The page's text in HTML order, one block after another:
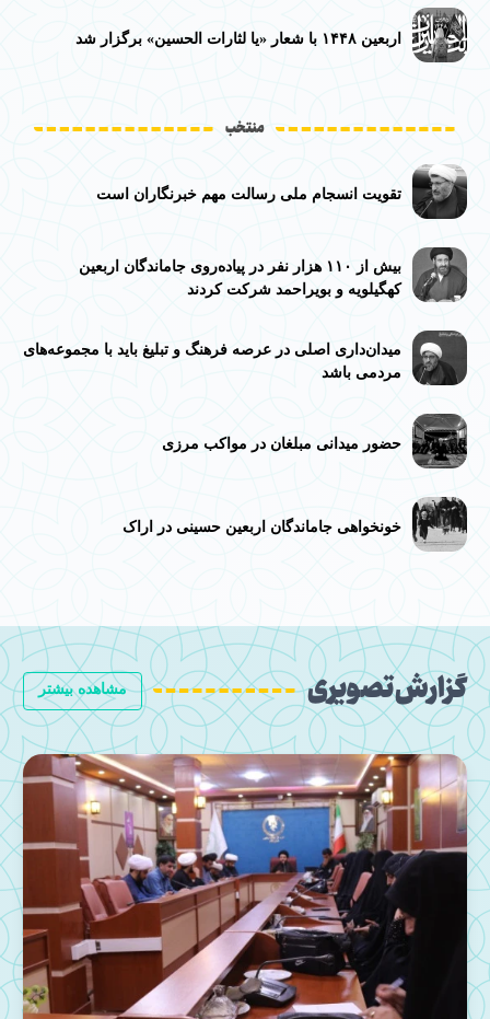
اربعین ۱۴۴۸ با شعار «یا لثارات الحسین» برگزار شد
منتخب
تقویت انسجام ملی رسالت مهم خبرنگاران است
بیش از ۱۱۰ هزار نفر در پیاده‌روی جاماندگان اربعین
کهگیلویه و بویراحمد شرکت کردند
میدان‌داری اصلی در عرصه فرهنگ و تبلیغ باید با مجموعه‌های
مردمی باشد
حضور میدانی مبلغان در مواکب مرزی
خونخواهی جاماندگان اربعین حسینی در اراک
مشاهده بیشتر گزارش تصویری